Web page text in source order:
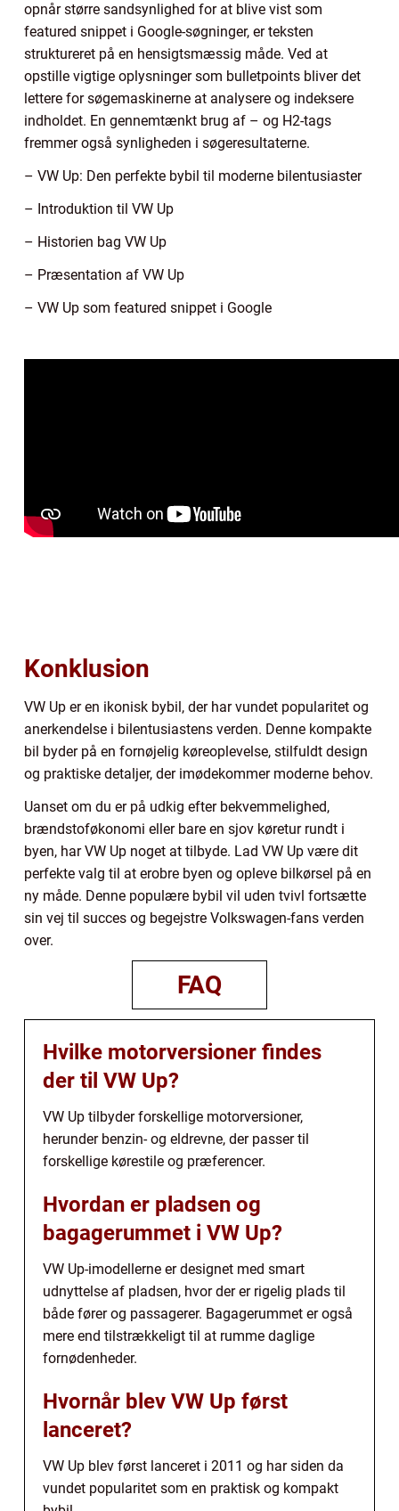
opnår større sandsynlighed for at blive vist som
featured snippet i Google-søgninger, er teksten
struktureret på en hensigtsmæssig måde. Ved at
opstille vigtige oplysninger som bulletpoints bliver det
lettere for søgemaskinerne at analysere og indeksere
indholdet. En gennemtænkt brug af – og H2-tags
fremmer også synligheden i søgeresultaterne.
– VW Up: Den perfekte bybil til moderne bilentusiaster
– Introduktion til VW Up
– Historien bag VW Up
– Præsentation af VW Up
– VW Up som featured snippet i Google
Konklusion
VW Up er en ikonisk bybil, der har vundet popularitet og
anerkendelse i bilentusiastens verden. Denne kompakte
bil byder på en fornøjelig køreoplevelse, stilfuldt design
og praktiske detaljer, der imødekommer moderne behov.
Uanset om du er på udkig efter bekvemmelighed,
brændstoføkonomi eller bare en sjov køretur rundt i
byen, har VW Up noget at tilbyde. Lad VW Up være dit
perfekte valg til at erobre byen og opleve bilkørsel på en
ny måde. Denne populære bybil vil uden tvivl fortsætte
sin vej til succes og begejstre Volkswagen-fans verden
over.
FAQ
Hvilke motorversioner findes
der til VW Up?
VW Up tilbyder forskellige motorversioner,
herunder benzin- og eldrevne, der passer til
forskellige kørestile og præferencer.
Hvordan er pladsen og
bagagerummet i VW Up?
VW Up-imodellerne er designet med smart
udnyttelse af pladsen, hvor der er rigelig plads til
både fører og passagerer. Bagagerummet er også
mere end tilstrækkeligt til at rumme daglige
fornødenheder.
Hvornår blev VW Up først
lanceret?
VW Up blev først lanceret i 2011 og har siden da
vundet popularitet som en praktisk og kompakt